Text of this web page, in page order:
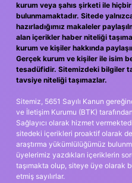
kurum veya şahıs şirketi ile hiçbir
bulunmamaktadır. Sitede
hazırladığımız makaleler
alan içerikler haber niteliği
kurum ve kişiler hakkında
Gerçek kurum ve kişiler ile isim
tesadüfidir. Sitemizdeki bilgiler
tavsiye niteliği taşımazlar.
Sitemiz, 5651 Sayılı Kanun
ve İletişim Kurumu (BTK)
Sağlayıcı olarak hizmet
sitedeki içerikleri proaktif olarak
araştırma yükümlülüğümüz
üyelerimiz yazdıkları içeriklerin
taşımakta olup, siteye üye olarak
etmiş sayılırlar.